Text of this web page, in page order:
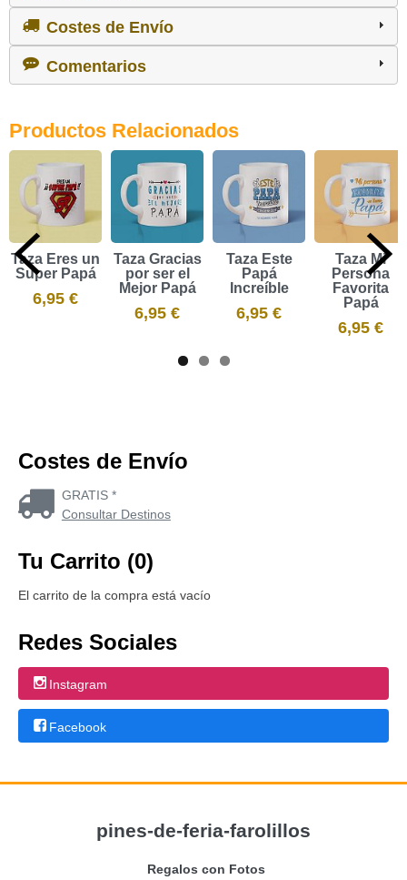
Costes de Envío
Comentarios
Productos Relacionados
Taza Eres un
Super Papá
6,95 €
Taza Gracias
por ser el
Mejor Papá
6,95 €
Taza Este
Papá
Increíble
6,95 €
Taza Mi
Persona
Favorita
Papá
6,95 €
Costes de Envío
GRATIS *
Consultar Destinos
Tu Carrito (0)
El carrito de la compra está vacío
Redes Sociales
Instagram
Facebook
pines-de-feria-farolillos
Regalos con Fotos